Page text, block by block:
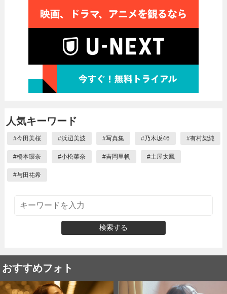
人気キーワード
#今田美桜 #浜辺美波 #写真集 #乃木坂46 #有村架純
#橋本環奈 #小松菜奈 #吉岡里帆 #土屋太鳳
#与田祐希
検索する
おすすめフォト